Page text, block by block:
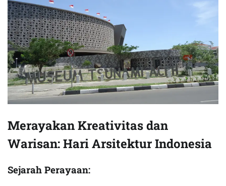
Merayakan Kreativitas dan
Warisan: Hari Arsitektur Indonesia
Sejarah Perayaan: